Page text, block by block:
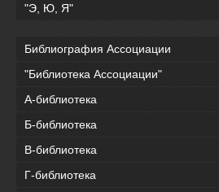
"Э, Ю, Я"
Библиография Ассоциации
"Библиотека Ассоциации"
А-библиотека
Б-библиотека
В-библиотека
Г-библиотека